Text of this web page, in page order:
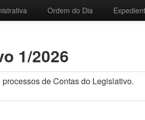
Ordem do Dia
1/2026
de Contas do Legislativo.